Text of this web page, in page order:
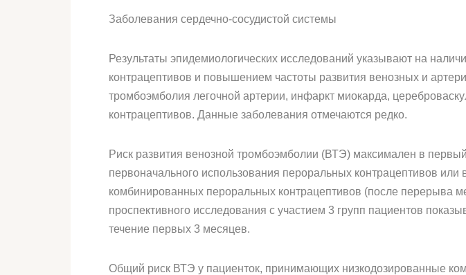
Заболевания сердечно-сосудистой системы
Результаты эпидемиологических исследований указывают на
контрацептивов и повышением частоты развития венозных и
тромбоэмболия легочной артерии, инфаркт миокарда,
контрацептивов. Данные заболевания отмечаются редко.
Риск развития венозной тромбоэмболии (ВТЭ) максимален в
первоначального использования пероральных контрацептивов
комбинированных пероральных контрацептивов (после перерыва
проспективного исследования с участием 3 групп пациентов
течение первых 3 месяцев.
Общий риск ВТЭ у пациенток, принимающих низкодозированные